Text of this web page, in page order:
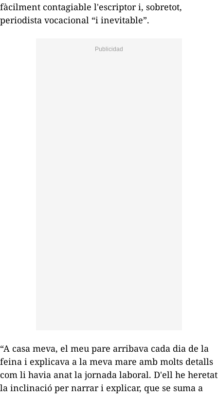
fàcilment contagiable l'escriptor i, sobretot,
periodista vocacional “i inevitable”.
“A casa meva, el meu pare arribava cada dia de la
feina i explicava a la meva mare amb molts detalls
com li havia anat la jornada laboral. D'ell he heretat
la inclinació per narrar i explicar, que se suma a